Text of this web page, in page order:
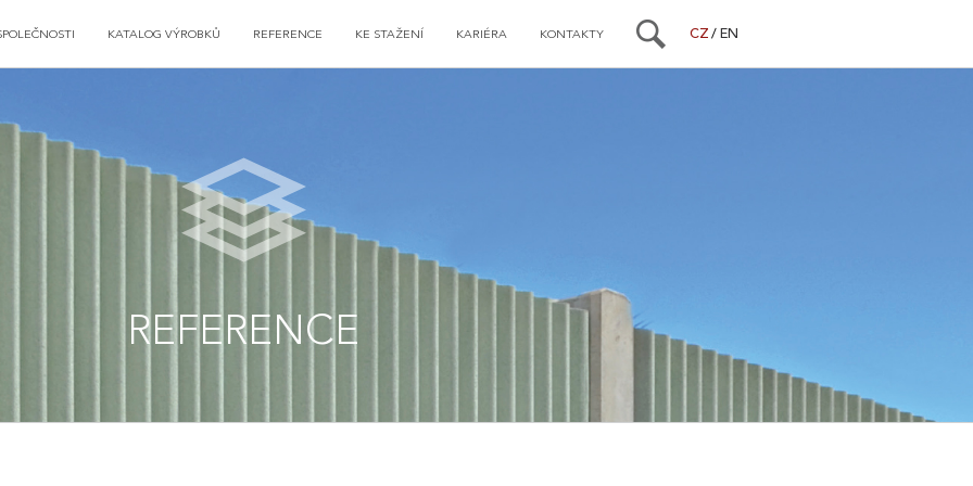
KATALOG VÝROBKŮ REFERENCE KE STAŽENÍ KARIÉRA KONTAKTY CZ EN
REFERENCE